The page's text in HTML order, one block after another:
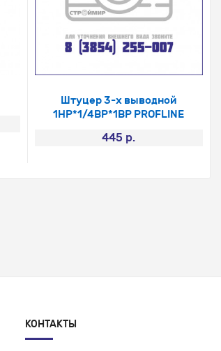
Штуцер 3-х выводной
1НР*1/4ВР*1ВР PROFLINE
445 р.
КОНТАКТЫ